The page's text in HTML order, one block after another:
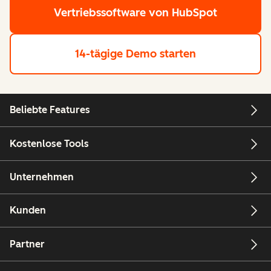
Vertriebssoftware von HubSpot
14-tägige Demo starten
Beliebte Features
Kostenlose Tools
Unternehmen
Kunden
Partner